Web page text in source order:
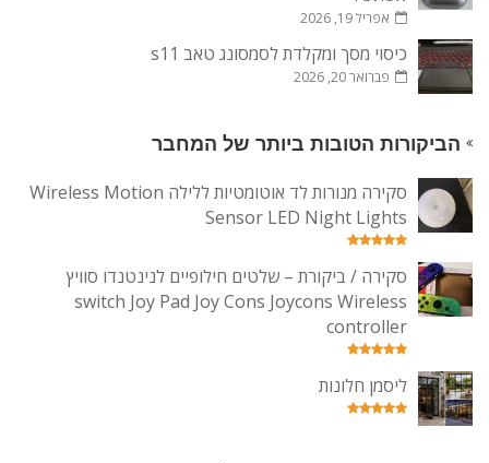
אפריל 19, 2026
כיסוי מסך ומקלדת לסמסונג טאב s11
פברואר 20, 2026
הביקורות הטובות ביותר של המחבר
סקירה מנורות לד אוטומטיות ללילה Wireless Motion
Sensor LED Night Lights
סקירה / ביקורת – שלטים חילופיים לנינטנדו סוויץ
switch Joy Pad Joy Cons Joycons Wireless
controller
ליסמן חלונות